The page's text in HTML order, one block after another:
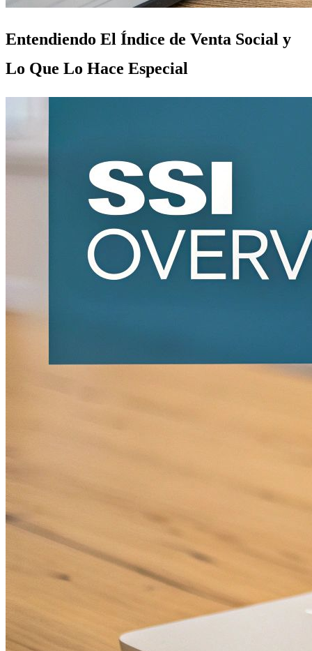
Entendiendo El Índice de Venta Social y
Lo Que Lo Hace Especial